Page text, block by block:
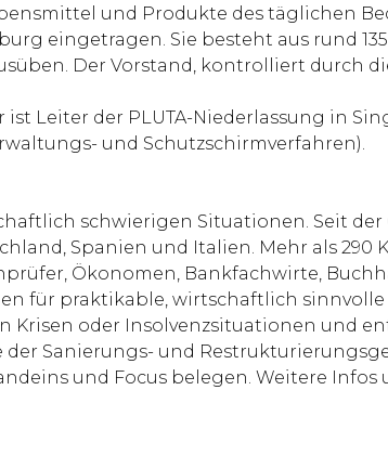
und Produkte des täglichen
eingetragen. Sie besteht aus rund
Der Vorstand, kontrolliert durch
Leiter der PLUTA-Niederlassung in
und Schutzschirmverfahren).
schwierigen Situationen. Seit der
Spanien und Italien. Mehr als 290
Ökonomen, Bankfachwirte,
für praktikable, wirtschaftlich
oder Insolvenzsituationen und
Sanierungs- und
und Focus belegen. Weitere Infos